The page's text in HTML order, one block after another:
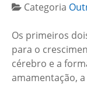
Categoria
Os primeiros
para o
cérebro e a
amamentação,